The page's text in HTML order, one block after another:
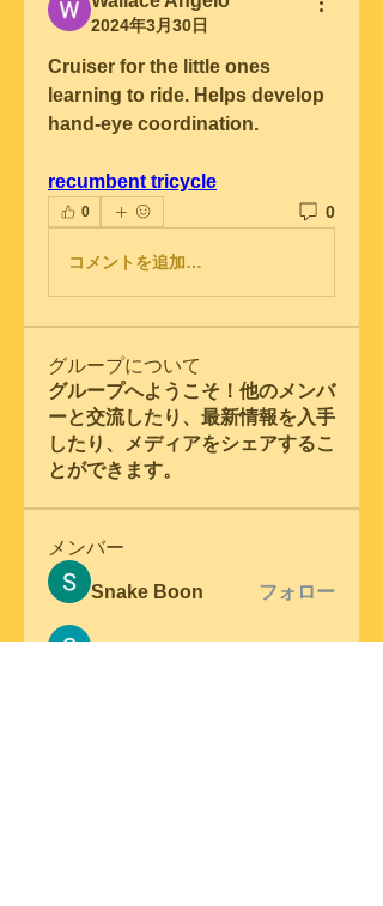
2024年3月30日
Cruiser for the little ones
learning to ride. Helps develop
hand-eye coordination.
recumbent tricycle
0 0
コメントを追加…
グループについて
グループへようこそ！他のメンバ
ーと交流したり、最新情報を入手
したり、メディアをシェアするこ
とができます。
メンバー
Snake Boon フォロー